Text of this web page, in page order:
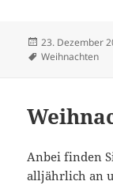
Veröffentlicht
am
23. Dezember
Schlagwörter
Weihnachten
Anbei finden
alljährlich an